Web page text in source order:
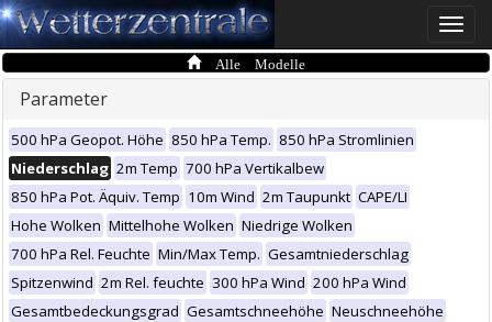
Toggle
Alle Modelle
Parameter
500 hPa Geopot. Höhe 850 hPa Temp. 850 hPa Stromlinien
Niederschlag 2m Temp 700 hPa Vertikalbew
850 hPa Pot. Äquiv. Temp 10m Wind 2m Taupunkt CAPE/LI
Hohe Wolken Mittelhohe Wolken Niedrige Wolken
700 hPa Rel. Feuchte Min/Max Temp. Gesamtniederschlag
Spitzenwind 2m Rel. feuchte 300 hPa Wind 200 hPa Wind
Gesamtbedeckungsgrad Gesamtschneehöhe Neuschneehöhe